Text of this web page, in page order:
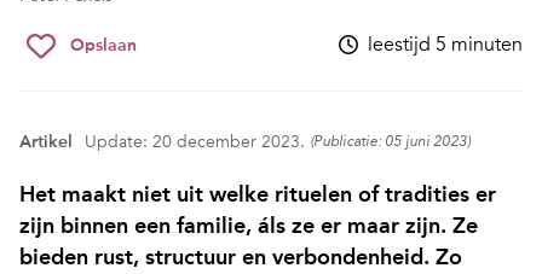
Opslaan leestijd 5 minuten
Artikel Update: 20 december 2023. (Publicatie: 05 juni 2023)
Het maakt niet uit welke rituelen of tradities er
zijn binnen een familie, áls ze er maar zijn. Ze
bieden rust, structuur en verbondenheid. Zo